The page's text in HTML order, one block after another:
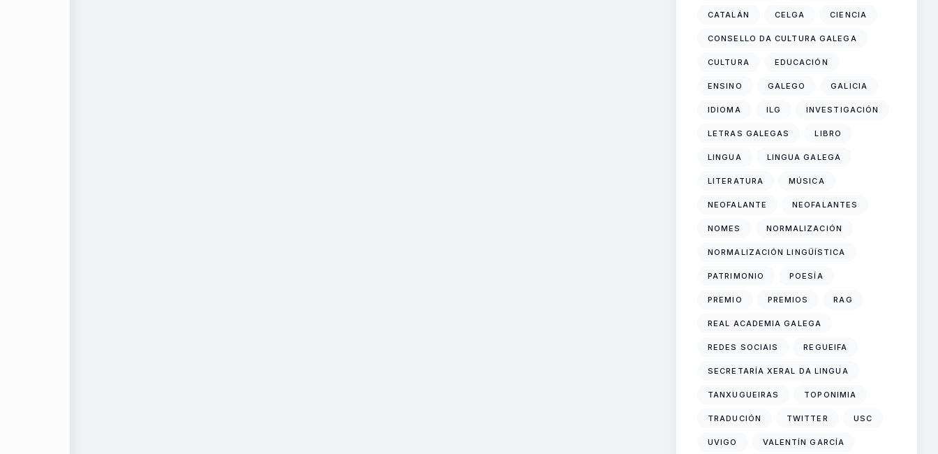
CATALÁN CELGA CIENCIA
CONSELLO DA CULTURA GALEGA
CULTURA EDUCACIÓN
ENSINO GALEGO GALICIA
IDIOMA ILG INVESTIGACIÓN
LETRAS GALEGAS LIBRO
LINGUA LINGUA GALEGA
LITERATURA MÚSICA
NEOFALANTE NEOFALANTES
NOMES NORMALIZACIÓN
NORMALIZACIÓN LINGÜÍSTICA
PATRIMONIO POESÍA
PREMIO PREMIOS RAG
REAL ACADEMIA GALEGA
REDES SOCIAIS REGUEIFA
SECRETARÍA XERAL DA LINGUA
TANXUGUEIRAS TOPONIMIA
TRADUCIÓN TWITTER USC
UVIGO VALENTÍN GARCÍA